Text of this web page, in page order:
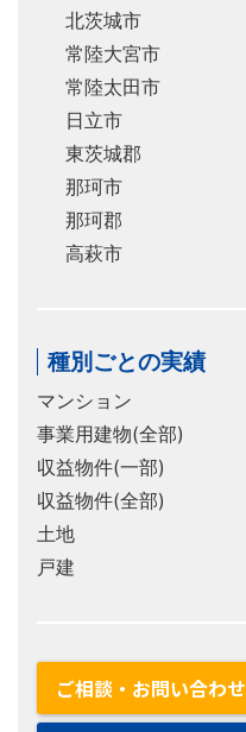
北茨城市
常陸大宮市
常陸太田市
日立市
東茨城郡
那珂市
那珂郡
高萩市
種別ごとの実績
マンション
事業用建物(全部)
収益物件(一部)
収益物件(全部)
土地
戸建
ご相談・お問い合わせ